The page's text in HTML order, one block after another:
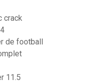
crack
de football
11.5